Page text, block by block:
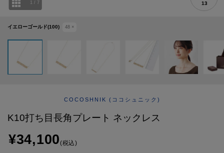
イエローゴールド(100) 48 ×
1 / 7 13
COCOSHNIK (ココシュニック)
K10打ち目長角プレート ネックレス
¥34,100(税込)